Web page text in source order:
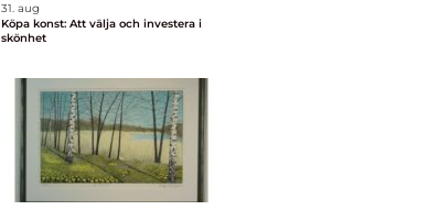
31. aug
Köpa konst: Att välja och investera i
skönhet